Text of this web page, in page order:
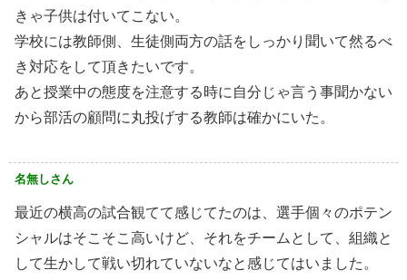
きゃ子供は付いてこない。
学校には教師側、生徒側両方の話をしっかり聞いて然るべ
き対応をして頂きたいです。
あと授業中の態度を注意する時に自分じゃ言う事聞かない
から部活の顧問に丸投げする教師は確かにいた。
名無しさん
最近の横高の試合観てて感じてたのは、選手個々のポテン
シャルはそこそこ高いけど、それをチームとして、組織と
して生かして戦い切れていないなと感じてはいました。